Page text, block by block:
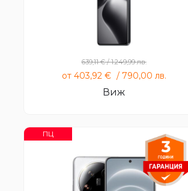
Xiaomi 14T 12GB 256GB
639,11€/1.249,99лв.
от 403,92 € / 790,00 лв.
Виж
ПЦ